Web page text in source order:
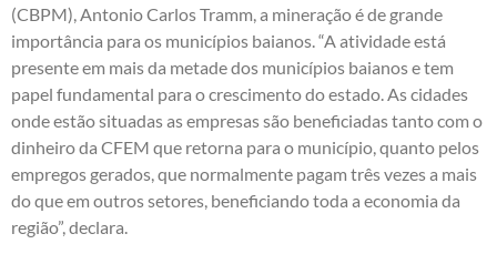
(CBPM), Antonio Carlos Tramm, a mineração é de grande
importância para os municípios baianos. “A atividade está
presente em mais da metade dos municípios baianos e tem
papel fundamental para o crescimento do estado. As cidades
onde estão situadas as empresas são beneficiadas tanto com o
dinheiro da CFEM que retorna para o município, quanto pelos
empregos gerados, que normalmente pagam três vezes a mais
do que em outros setores, beneficiando toda a economia da
região”, declara.